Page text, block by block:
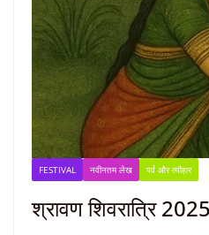
FESTIVAL नवीनतम लेख पर्व और त्यौहार
श्रावण शिवरात्रि